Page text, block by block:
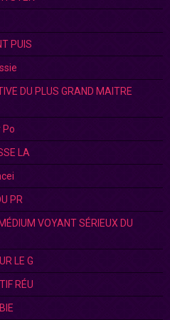
PUIS
DU PLUS GRAND MAITRE
Po
LA
PR
VOYANT SÉRIEUX DU
LE G
RÉU